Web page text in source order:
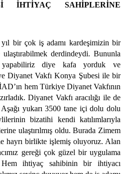
İHTİYAÇ SAHİPLERİNE
bir çok iş adamı kardeşimizin bir
ulaştırabilmek derdindeydi. Bununla
diye kafa yorduk ve
Diyanet Vakfı Konya Şubesi ile bir
hem Türkiye Diyanet Vakfının
Diyanet Vakfı aracılığı ile de
Aşağı yukarı 3500 tane içi dolu dolu
bizatihi kendi katılımlarıyla
ulaştırılmış oldu. Burada Zimem
hayrı birlikte işlemiş oluyoruz. Alan
gereği çok güzel bir uygulama
ihtiyaç sahibinin bir ihtiyacı